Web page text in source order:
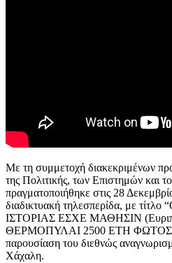
Με τη συμμετοχή διακεκριμένων
της Πολιτικής, των Επιστημών και
πραγματοποιήθηκε στις 28
διαδικτυακή τηλεσπερίδα, με
ΙΣΤΟΡΙΑΣ ΕΣΧΕ ΜΑΘΗΣΙΝ
ΘΕΡΜΟΠΥΛΑΙ 2500 ΕΤΗ ΦΩΤΟΣ»,
παρουσίαση του διεθνώς
Χάχαλη.